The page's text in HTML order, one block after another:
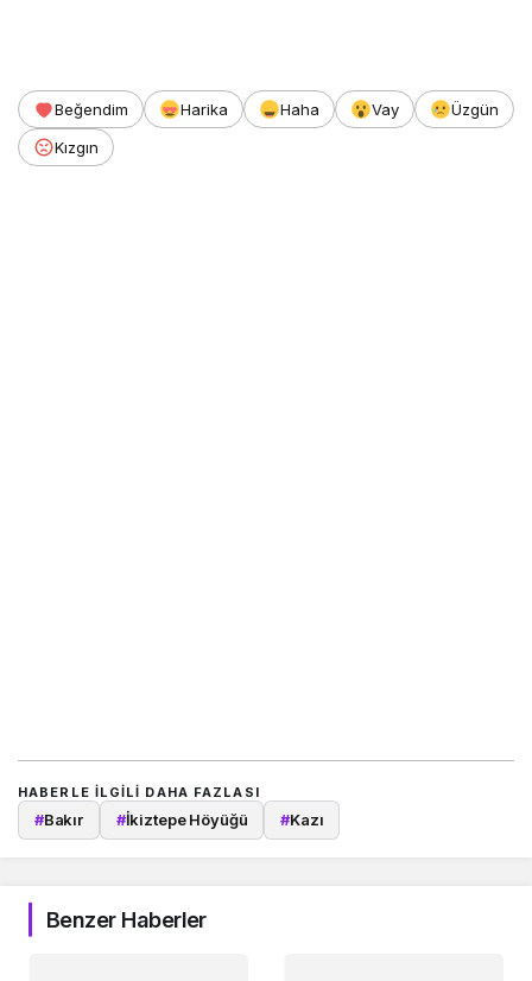
Beğendim Harika Haha Vay
Üzgün
Kızgın
HABERLE ILGILI DAHA FAZLASI
#Bakır #İkiztepe Höyüğü #Kazı
Benzer Haberler